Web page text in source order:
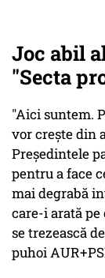
Joc abil
"Secta
"Aici suntem.
vor crește din
Președintele
pentru a face
mai degrabă
care-i arată pe
se trezească
puhoi